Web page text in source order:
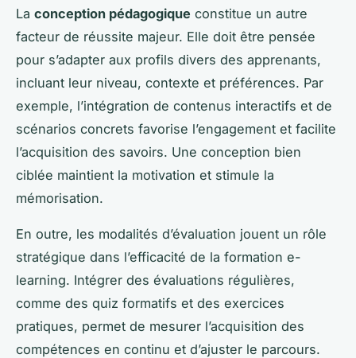
La conception pédagogique constitue un autre
facteur de réussite majeur. Elle doit être pensée
pour s’adapter aux profils divers des apprenants,
incluant leur niveau, contexte et préférences. Par
exemple, l’intégration de contenus interactifs et de
scénarios concrets favorise l’engagement et facilite
l’acquisition des savoirs. Une conception bien
ciblée maintient la motivation et stimule la
mémorisation.
En outre, les modalités d’évaluation jouent un rôle
stratégique dans l’efficacité de la formation e-
learning. Intégrer des évaluations régulières,
comme des quiz formatifs et des exercices
pratiques, permet de mesurer l’acquisition des
compétences en continu et d’ajuster le parcours.